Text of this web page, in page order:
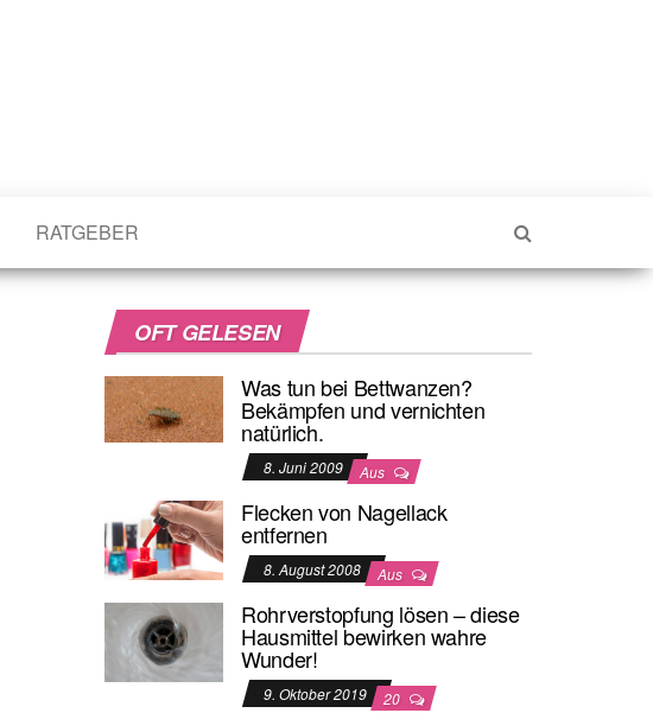
RATGEBER
OFT GELESEN
Was tun bei Bettwanzen?
Bekämpfen und vernichten
natürlich.
8. Juni 2009 Aus
Flecken von Nagellack
entfernen
8. August 2008 Aus
Rohrverstopfung lösen – diese
Hausmittel bewirken wahre
Wunder!
9. Oktober 2019 20